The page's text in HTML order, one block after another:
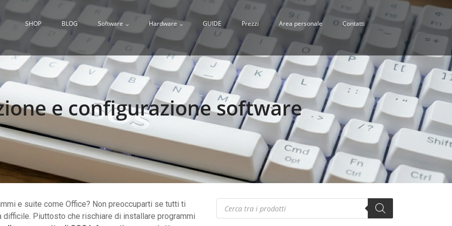
SHOP BLOG Software Hardware GUIDE Prezzi Area personale Contatti
e configurazione software
e suite come Office? Non preoccuparti se tutti ti
Piuttosto che rischiare di installare programmi
Products
search